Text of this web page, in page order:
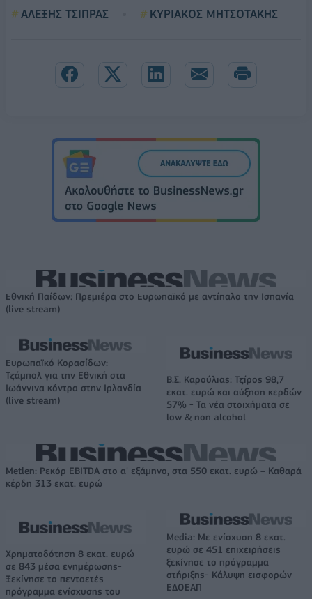
AΛΕΞΗΣ ΤΣΙΠΡΑΣ KΥΡΙΑΚΟΣ ΜΗΤΣΟΤΑΚΗΣ
Εθνική Παίδων: Πρεμιέρα στο Ευρωπαϊκό με αντίπαλο την Ισπανία
(live stream)
Ευρωπαϊκό Κορασίδων:
Τζάμπολ για την Εθνική στα
Ιωάννινα κόντρα στην Ιρλανδία
(live stream)
Β.Σ. Καρούλιας: Τζίρος 98,7
εκατ. ευρώ και αύξηση κερδών
57% - Τα νέα στοιχήματα σε
low & non alcohol
Metlen: Ρεκόρ EBITDA στο α' εξάμηνο, στα 550 εκατ. ευρώ – Καθαρά
κέρδη 313 εκατ. ευρώ
Χρηματοδότηση 8 εκατ. ευρώ
σε 843 μέσα ενημέρωσης-
Ξεκίνησε το πενταετές
πρόγραμμα ενίσχυσης του
Media: Με ενίσχυση 8 εκατ.
ευρώ σε 451 επιχειρήσεις
ξεκίνησε το πρόγραμμα
στήριξης- Κάλυψη εισφορών
ΕΔΟΕΑΠ